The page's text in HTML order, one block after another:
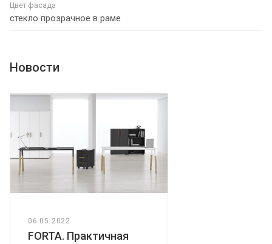
Цвет фасада
стекло прозрачное в раме
Новости
06.05.2022
FORTA. Практичная